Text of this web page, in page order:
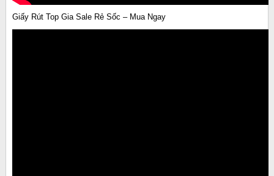
Giấy Rút Top Gia Sale Rẻ Sốc – Mua Ngay